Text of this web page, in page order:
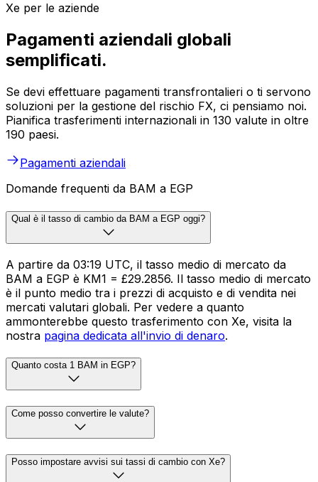
Xe per le aziende
Pagamenti aziendali globali
semplificati.
Se devi effettuare pagamenti transfrontalieri o ti servono
soluzioni per la gestione del rischio FX, ci pensiamo noi.
Pianifica trasferimenti internazionali in 130 valute in oltre
190 paesi.
Pagamenti aziendali
Domande frequenti da BAM a EGP
Qual è il tasso di cambio da BAM a EGP oggi?
A partire da 03:19 UTC, il tasso medio di mercato da
BAM a EGP è KM1 = £29.2856. Il tasso medio di mercato
è il punto medio tra i prezzi di acquisto e di vendita nei
mercati valutari globali. Per vedere a quanto
ammonterebbe questo trasferimento con Xe, visita la
nostra pagina dedicata all'invio di denaro.
Quanto costa 1 BAM in EGP?
Come posso convertire le valute?
Posso impostare avvisi sui tassi di cambio con Xe?